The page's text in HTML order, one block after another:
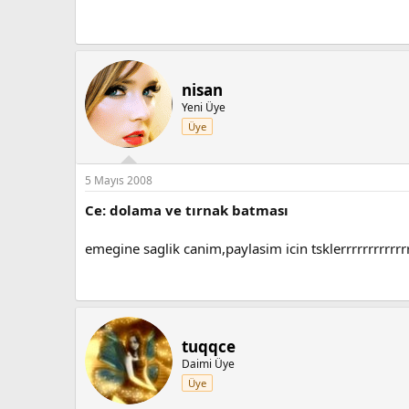
nisan
Yeni Üye
Üye
5 Mayıs 2008
Ce: dolama ve tırnak batması
emegine saglik canim,paylasim icin
tuqqce
Daimi Üye
Üye